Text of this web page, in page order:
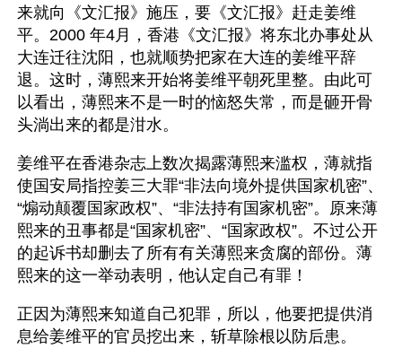
来就向《文汇报》施压，要《文汇报》赶走姜维
平。2000 年4月，香港《文汇报》将东北办事处从
大连迁往沈阳，也就顺势把家在大连的姜维平辞
退。这时，薄熙来开始将姜维平朝死里整。由此可
以看出，薄熙来不是一时的恼怒失常，而是砸开骨
头淌出来的都是泔水。
姜维平在香港杂志上数次揭露薄熙来滥权，薄就指
使国安局指控姜三大罪“非法向境外提供国家机密”、
“煽动颠覆国家政权”、“非法持有国家机密”。原来薄
熙来的丑事都是“国家机密”、“国家政权”。不过公开
的起诉书却删去了所有有关薄熙来贪腐的部份。薄
熙来的这一举动表明，他认定自己有罪！
正因为薄熙来知道自己犯罪，所以，他要把提供消
息给姜维平的官员挖出来，斩草除根以防后患。